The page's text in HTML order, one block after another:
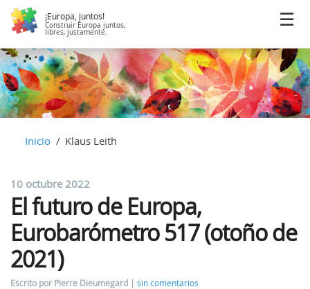
¡Europa, juntos!
Construir Europa juntos,
libres, justamente.
Inicio Klaus Leith
10 octubre 2022
El futuro de Europa,
Eurobarómetro 517 (otoño de
2021)
Escrito por Pierre Dieumegard
sin comentarios